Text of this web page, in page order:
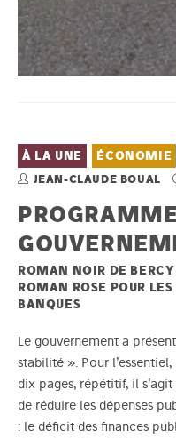
À LA UNE ÉCONOMIE
JEAN-CLAUDE BOUAL
ROMAN NOIR DE
ROMAN ROSE POUR
BANQUES
Le gouvernement a
stabilité ». Pour
dix pages, répétitif, il
de réduire les dépenses
: le déficit des finances